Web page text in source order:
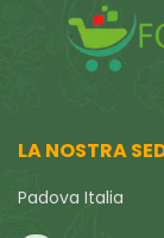
LA NOSTRA
Padova Italia